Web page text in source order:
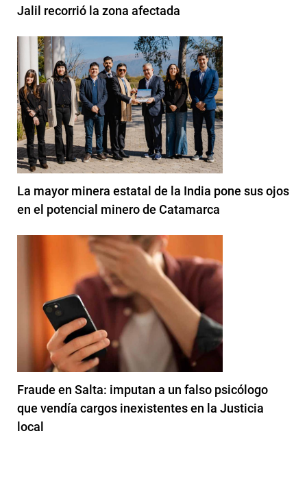
Jalil recorrió la zona afectada
La mayor minera estatal de la India pone sus ojos
en el potencial minero de Catamarca
Fraude en Salta: imputan a un falso psicólogo
que vendía cargos inexistentes en la Justicia
local